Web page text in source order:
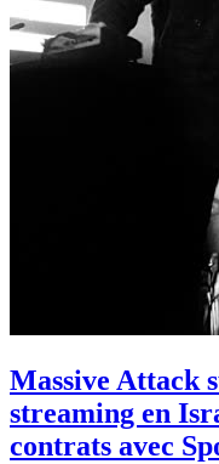
Massive Attack
streaming en
contrats avec